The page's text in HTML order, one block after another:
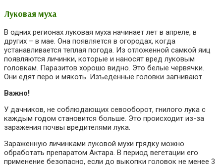
Луковая муха
В одних регионах луковая муха начинает лет в апреле, в
других – в мае. Она появляется в огородах, когда
устанавливается теплая погода. Из отложенной самкой яиц
появляются личинки, которые и наносят вред луковым
головкам. Паразитов хорошо видно. Это белые червячки.
Они едят перо и мякоть. Изъеденные головки загнивают.
Важно!
У дачников, не соблюдающих севооборот, гнилого лука с
каждым годом становится больше. Это происходит из-за
заражения почвы вредителями лука.
Зараженную личинками луковой мухи грядку можно
обработать препаратом Актара. В период вегетации его
применение безопасно, если до выкопки головок не менее 3